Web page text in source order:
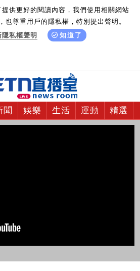
提供更好的閱讀內容，我們使用相關網站
也尊重用戶的隱私權，特別提出聲明。
私權聲明
知道了
聞 娛樂 生活 運動 精選